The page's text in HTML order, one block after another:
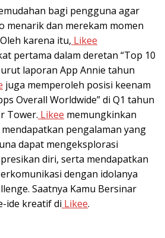
bagi pengguna agar
menarik dan merekam momen
karena itu, Likee
pertama dalam deretan “Top 10
laporan App Annie tahun
juga memperoleh posisi keenam
Overall Worldwide” di Q1 tahun
Tower. Likee memungkinkan
pengalaman yang
dapat mengeksplorasi
diri, serta mendapatkan
dengan idolanya
Saatnya Kamu Bersinar
ide kreatif di Likee.